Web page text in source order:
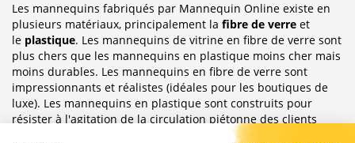
Les mannequins fabriqués par Mannequin Online existe en
plusieurs matériaux, principalement la fibre de verre et
le plastique. Les mannequins de vitrine en fibre de verre sont
plus chers que les mannequins en plastique moins cher mais
moins durables. Les mannequins en fibre de verre sont
impressionnants et réalistes (idéales pour les boutiques de
luxe). Les mannequins en plastique sont construits pour
résister à l'agitation de la circulation piétonne des clients
habituellement observée dans le magasin où ils sont placés.